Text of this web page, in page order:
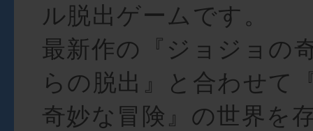
ル脱出ゲームです。
最新作の『ジョジョの
らの脱出』と合わせて
奇妙な冒険』の世界を